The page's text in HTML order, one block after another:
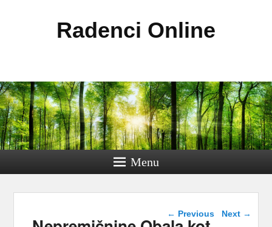
Radenci Online
Menu
Post navigation
← Previous Next →